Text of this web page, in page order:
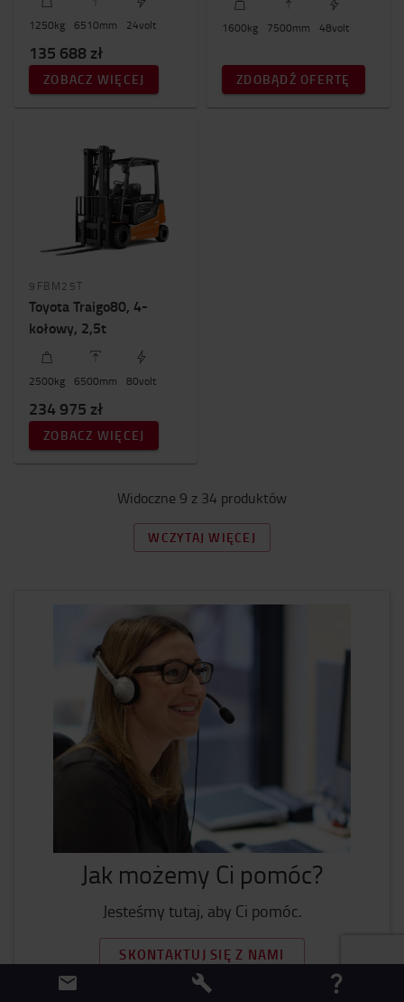
1250kg 6510mm 24volt
135 688 zł
ZOBACZ WIĘCEJ
1600kg 7500mm 48volt
ZDOBĄDŹ OFERTĘ
9FBM25T
Toyota Traigo80, 4-
kołowy, 2,5t
2500kg 6500mm 80volt
234 975 zł
ZOBACZ WIĘCEJ
Widoczne 9 z 34 produktów
WCZYTAJ WIĘCEJ
Jak możemy Ci pomóc?
Jesteśmy tutaj, aby Ci pomóc.
SKONTAKTUJ SIĘ Z NAMI
Jak kupować online?